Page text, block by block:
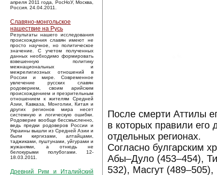
апреля 2011 года, РосНоУ, Москва,
Россия. 24.04.2011.
Славяно-монгольское
нашествие на Русь
Результаты нашего исследования
происхождения славян имеют не
просто научное, но политическое
значение. С учетом полученных
данных необходимо формировать
взвешенную политику
межнациональных и
межрелигиозных отношений в
России и мире. Современное
увлечение русских славян
родоверием, своим арийским
происхождением и презрительным
отношением к жителям Средней
Азии, Кавказа, Монголии, Китая и
других регионов мира несет
системную и логическую ошибки.
Родоверие вообще бессмысленно,
ведь предки родоверов России и
Украины вышли из Средней Азии и
были киргизами, алтайцами,
таджиками, пуштунами, уйгурами и
жужанями, а отнюдь не
белокурыми полубогами. 12-
18.03.2011.
Древний Рим и Италийский
После смерти Аттилы
в которых правили его
отдельных регионах.
Согласно булгарским
Абы–Дуло (453–454),
532), Масгут